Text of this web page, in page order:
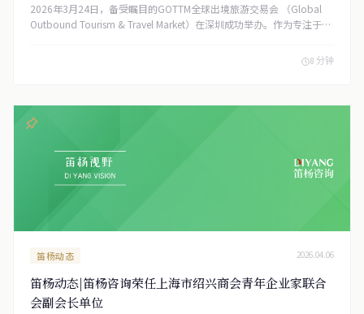
2026年3月24日，备受瞩目的GOTTM全球出境旅游交易会 （Global
Outbound Tourism & Travel Market）在深圳成功举办。作为专注于出
国内数百家旅行社，共同探讨后疫情时代出境游的复苏与发展之路。上
海笛杨企业咨询有限公司（简称“笛杨咨询 ”）作为特邀的专业服务
8 分钟
笛杨动态 2026.04.06
笛杨动态|笛杨咨询荣任上海市绍兴商会青年企业家联合
会副会长单位